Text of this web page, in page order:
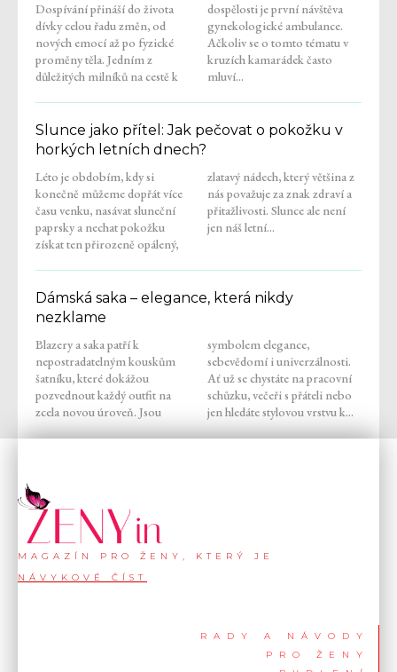
Dospívání přináší do života
dívky celou řadu změn, od
nových emocí až po fyzické
proměny těla. Jedním z
důležitých milníků na cestě k
dospělosti je první návštěva
gynekologické ambulance.
Ačkoliv se o tomto tématu v
kruzích kamarádek často
mluví...
Slunce jako přítel: Jak pečovat o pokožku v
horkých letních dnech?
Léto je obdobím, kdy si
konečně můžeme dopřát více
času venku, nasávat sluneční
paprsky a nechat pokožku
získat ten přirozeně opálený,
zlatavý nádech, který většina z
nás považuje za znak zdraví a
přitažlivosti. Slunce ale není
jen náš letní...
Dámská saka – elegance, která nikdy
nezklame
Blazery a saka patří k
nepostradatelným kouskům
šatníku, které dokážou
pozvednout každý outfit na
zcela novou úroveň. Jsou
symbolem elegance,
sebevědomí i univerzálnosti.
Ať už se chystáte na pracovní
schůzku, večeři s přáteli nebo
jen hledáte stylovou vrstvu k...
MAGAZÍN PRO ŽENY, KTERÝ JE
NÁVYKOVÉ ČÍST
RADY A NÁVODY
PRO ŽENY